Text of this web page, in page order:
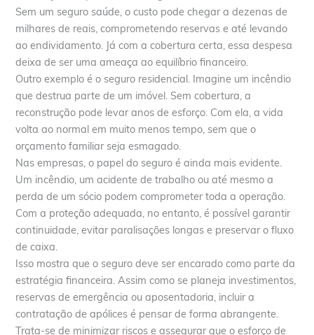
Sem um seguro saúde, o custo pode chegar a dezenas de
milhares de reais, comprometendo reservas e até levando
ao endividamento. Já com a cobertura certa, essa despesa
deixa de ser uma ameaça ao equilíbrio financeiro.
Outro exemplo é o seguro residencial. Imagine um incêndio
que destrua parte de um imóvel. Sem cobertura, a
reconstrução pode levar anos de esforço. Com ela, a vida
volta ao normal em muito menos tempo, sem que o
orçamento familiar seja esmagado.
Nas empresas, o papel do seguro é ainda mais evidente.
Um incêndio, um acidente de trabalho ou até mesmo a
perda de um sócio podem comprometer toda a operação.
Com a proteção adequada, no entanto, é possível garantir
continuidade, evitar paralisações longas e preservar o fluxo
de caixa.
Isso mostra que o seguro deve ser encarado como parte da
estratégia financeira. Assim como se planeja investimentos,
reservas de emergência ou aposentadoria, incluir a
contratação de apólices é pensar de forma abrangente.
Trata-se de minimizar riscos e assegurar que o esforço de